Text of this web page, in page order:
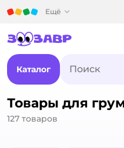
Ещё
Каталог
Товары для
127 товаров